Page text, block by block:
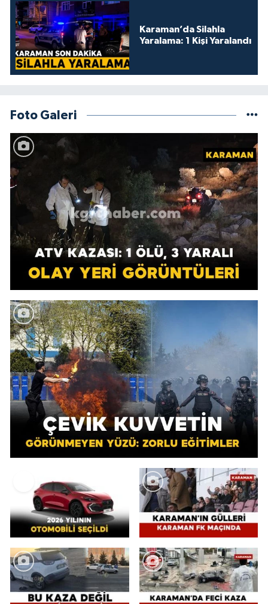
Karaman’da Silahla
Yaralama: 1 Kişi Yaralandı
Foto Galeri